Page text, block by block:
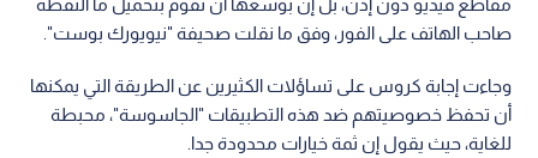
صاحب الهاتف على الفور، وفق ما نقلت صحيفة "نيويورك بوست".
وجاءت إجابة كروس على تساؤلات الكثيرين عن الطريقة التي يمكنها
أن تحفظ خصوصيتهم ضد هذه التطبيقات "الجاسوسة"، محبطة
للغاية، حيث يقول إن ثمة خيارات محدودة جدا.